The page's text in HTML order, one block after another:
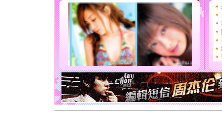
[春节]
传
片叶子
送你一
[圣诞节]
你太多
要平安
[圣诞节]
能正大
天都要快
[圣诞节]
如意,快
[元旦]看
断电。爱